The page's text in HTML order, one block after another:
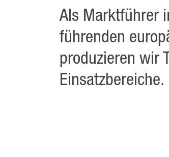
Als Marktführer
führenden
produzieren wir
Einsatzbereiche.